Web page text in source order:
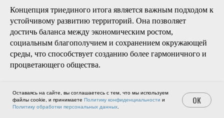
Концепция триединого итога является важным подходом к
устойчивому развитию территорий. Она позволяет
достичь баланса между экономическим ростом,
социальным благополучием и сохранением окружающей
среды, что способствует созданию более гармоничного и
процветающего общества.
учитывать все три аспекта устойчивого развития, находить
баланс между ними и сотрудничать с различными
Оставаясь на сайте, вы соглашаетесь с тем, что мы используем
файлы cookie, и принимаете Политику конфиденциальности и
Политику обработки персональных данных
OK